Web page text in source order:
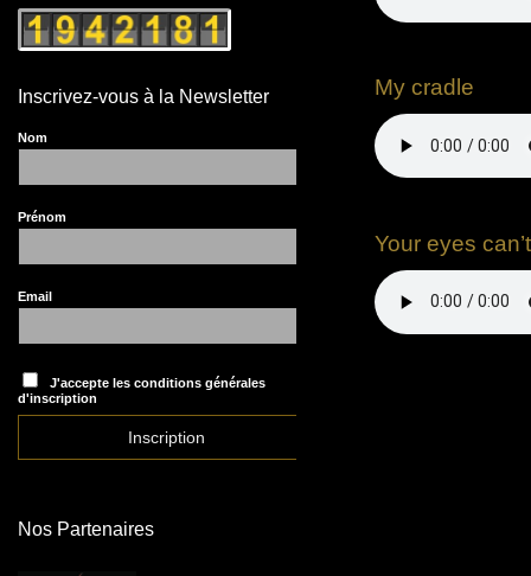
Inscrivez-vous à la Newsletter
Nom
Prénom
Email
J'accepte les conditions générales
d'inscription
Nos Partenaires
My cradle
Your eyes